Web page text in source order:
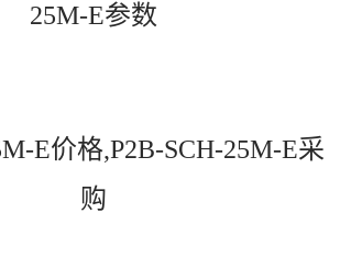
25M-E参数
E价格,P2B-SCH-25M-E采
购